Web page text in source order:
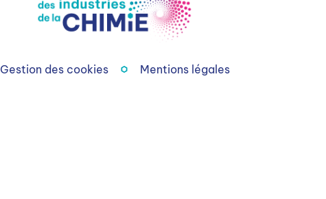
Gestion des cookies Mentions légales